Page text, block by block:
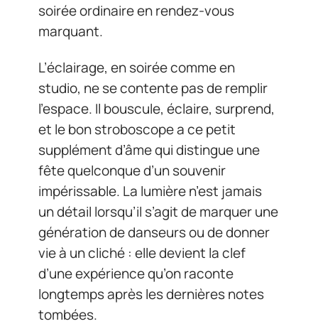
soirée ordinaire en rendez-vous
marquant.
L’éclairage, en soirée comme en
studio, ne se contente pas de remplir
l’espace. Il bouscule, éclaire, surprend,
et le bon stroboscope a ce petit
supplément d’âme qui distingue une
fête quelconque d’un souvenir
impérissable. La lumière n’est jamais
un détail lorsqu’il s’agit de marquer une
génération de danseurs ou de donner
vie à un cliché : elle devient la clef
d’une expérience qu’on raconte
longtemps après les dernières notes
tombées.